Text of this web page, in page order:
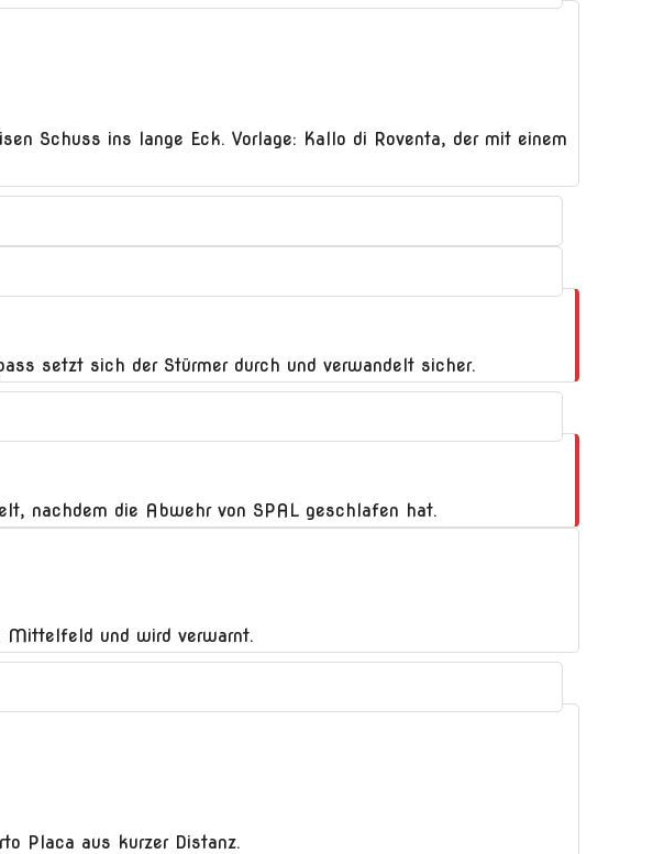
Schuss ins lange Eck. Vorlage: Kallo di Roventa, der mit einem
setzt sich der Stürmer durch und verwandelt sicher.
nachdem die Abwehr von SPAL geschlafen hat.
Mittelfeld und wird verwarnt.
Placa aus kurzer Distanz.